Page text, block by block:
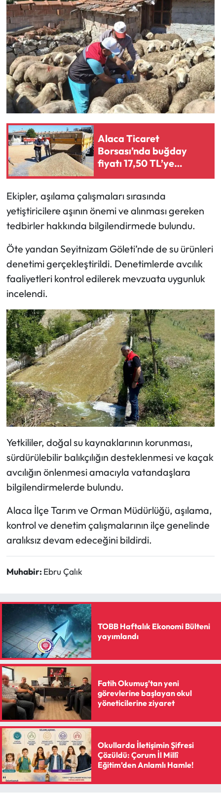
Alaca Ticaret
Borsası’nda buğday
fiyatı 17,50 TL’ye
yükseldi
Ekipler, aşılama çalışmaları sırasında
yetiştiricilere aşının önemi ve alınması gereken
tedbirler hakkında bilgilendirmede bulundu.
Öte yandan Seyitnizam Göleti’nde de su ürünleri
denetimi gerçekleştirildi. Denetimlerde avcılık
faaliyetleri kontrol edilerek mevzuata uygunluk
incelendi.
Yetkililer, doğal su kaynaklarının korunması,
sürdürülebilir balıkçılığın desteklenmesi ve kaçak
avcılığın önlenmesi amacıyla vatandaşlara
bilgilendirmelerde bulundu.
Alaca İlçe Tarım ve Orman Müdürlüğü, aşılama,
kontrol ve denetim çalışmalarının ilçe genelinde
aralıksız devam edeceğini bildirdi.
Muhabir: Ebru Çalık
TOBB Haftalık Ekonomi Bülteni
yayımlandı
Fatih Okumuş’tan yeni
görevlerine başlayan okul
yöneticilerine ziyaret
Okullarda İletişimin Şifresi
Çözüldü: Çorum İl Millî
Eğitim’den Anlamlı Hamle!
Osmancık Haberleri
Otomotiv
Resmi İlan
Resmi Reklam
Sağlık
Siyaset
Spor
Turizm
Yaşam
Yayla Haber
Yemek Tarifleri
Yerel Haberler